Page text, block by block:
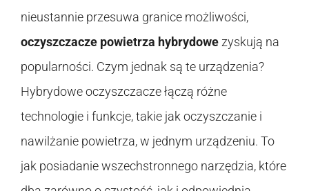
nieustannie przesuwa granice możliwości,
oczyszczacze powietrza hybrydowe zyskują na
popularności. Czym jednak są te urządzenia?
Hybrydowe oczyszczacze łączą różne
technologie i funkcje, takie jak oczyszczanie i
nawilżanie powietrza, w jednym urządzeniu. To
jak posiadanie wszechstronnego narzędzia, które